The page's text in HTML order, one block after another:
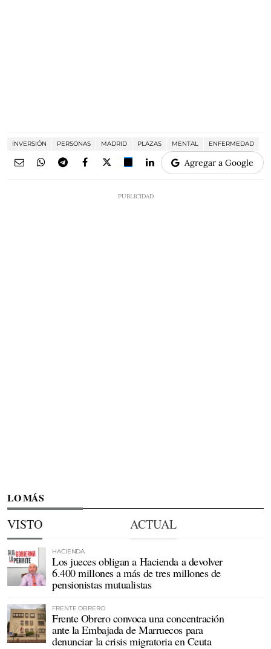
INVERSIÓN PERSONAS MADRID PLAZAS MENTAL ENFERMEDAD
Agregar a Google
LO MÁS
VISTO ACTUAL
HACIENDA
Los jueces obligan a Hacienda a devolver
6.400 millones a más de tres millones de
pensionistas mutualistas
FRENTE OBRERO
Frente Obrero convoca una concentración
ante la Embajada de Marruecos para
denunciar la crisis migratoria en Ceuta